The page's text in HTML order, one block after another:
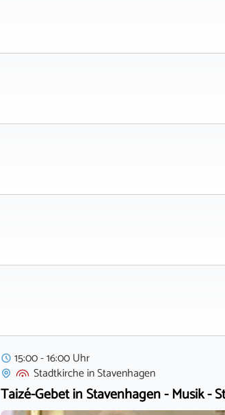
15:00 - 16:00 Uhr
StadtkircheinStavenhagen
Taizé-Gebet in Stavenhagen - Musik -